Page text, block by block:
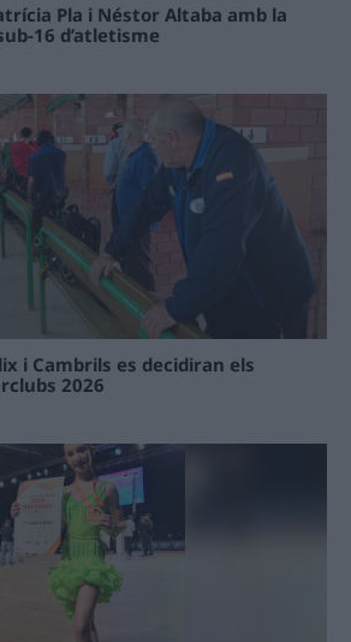
Pla i Néstor Altaba amb la
16 d’atletisme
i Cambrils es decidiran els
2026